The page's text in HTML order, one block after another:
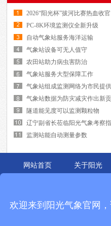
2026“阳光杯”拔河比赛热血收官
PC-8K环境监测仪全新升级
自动气象站服务海洋运输
气象站设备可无人值守
农田站助力病虫害防治
气象站服务大型保障工作
气象站组成监测网络为市民提
气象站数据为防灾减灾作出新
隧道能见度可以监测颗粒物
辽宁副省长莅临阳光气象考察
监测站能自动测量参数
网站首页 关于阳光
环境仪器与新能源检测设备解决方案
欢迎来到阳光气象官网